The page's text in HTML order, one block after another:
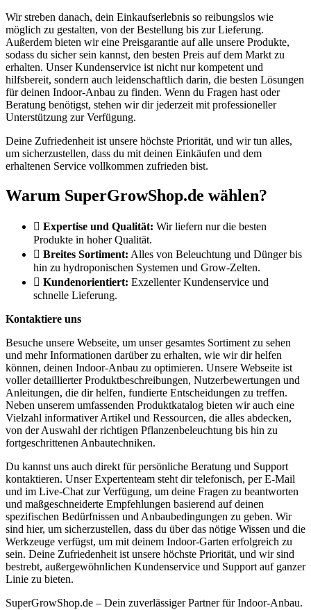
Wir streben danach, dein Einkaufserlebnis so reibungslos wie
möglich zu gestalten, von der Bestellung bis zur Lieferung.
Außerdem bieten wir eine Preisgarantie auf alle unsere Produkte,
sodass du sicher sein kannst, den besten Preis auf dem Markt zu
erhalten. Unser Kundenservice ist nicht nur kompetent und
hilfsbereit, sondern auch leidenschaftlich darin, die besten Lösungen
für deinen Indoor-Anbau zu finden. Wenn du Fragen hast oder
Beratung benötigst, stehen wir dir jederzeit mit professioneller
Unterstützung zur Verfügung.
Deine Zufriedenheit ist unsere höchste Priorität, und wir tun alles,
um sicherzustellen, dass du mit deinen Einkäufen und dem
erhaltenen Service vollkommen zufrieden bist.
Warum SuperGrowShop.de wählen?
Expertise und Qualität: Wir liefern nur die besten
Produkte in hoher Qualität.
Breites Sortiment: Alles von Beleuchtung und Dünger bis
hin zu hydroponischen Systemen und Grow-Zelten.
Kundenorientiert: Exzellenter Kundenservice und
schnelle Lieferung.
Kontaktiere uns
Besuche unsere Webseite, um unser gesamtes Sortiment zu sehen
und mehr Informationen darüber zu erhalten, wie wir dir helfen
können, deinen Indoor-Anbau zu optimieren. Unsere Webseite ist
voller detaillierter Produktbeschreibungen, Nutzerbewertungen und
Anleitungen, die dir helfen, fundierte Entscheidungen zu treffen.
Neben unserem umfassenden Produktkatalog bieten wir auch eine
Vielzahl informativer Artikel und Ressourcen, die alles abdecken,
von der Auswahl der richtigen Pflanzenbeleuchtung bis hin zu
fortgeschrittenen Anbautechniken.
Du kannst uns auch direkt für persönliche Beratung und Support
kontaktieren. Unser Expertenteam steht dir telefonisch, per E-Mail
und im Live-Chat zur Verfügung, um deine Fragen zu beantworten
und maßgeschneiderte Empfehlungen basierend auf deinen
spezifischen Bedürfnissen und Anbaubedingungen zu geben. Wir
sind hier, um sicherzustellen, dass du über das nötige Wissen und die
Werkzeuge verfügst, um mit deinem Indoor-Garten erfolgreich zu
sein. Deine Zufriedenheit ist unsere höchste Priorität, und wir sind
bestrebt, außergewöhnlichen Kundenservice und Support auf ganzer
Linie zu bieten.
SuperGrowShop.de – Dein zuverlässiger Partner für Indoor-Anbau.